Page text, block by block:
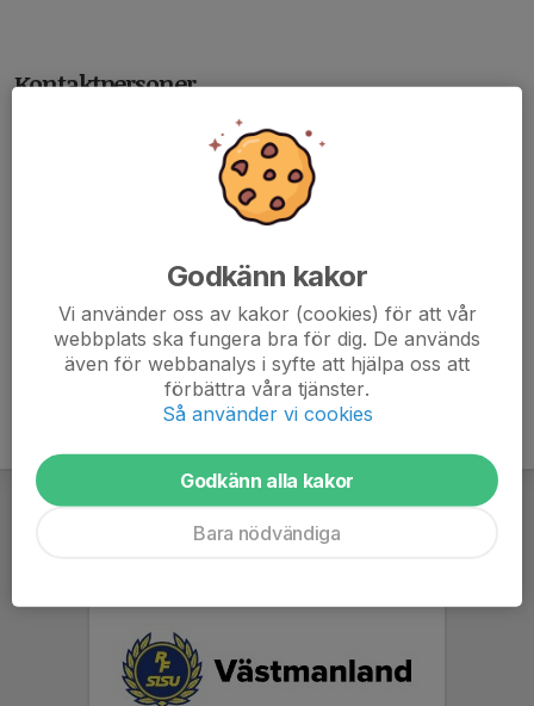
Kontaktpersoner
Sara Jenderklint
sara.jenderklint@roedeers.se
073-252 52 63
robert.andersson@roedeers.se
Godkänn kakor
Vi använder oss av kakor (cookies) för att vår
webbplats ska fungera bra för dig. De används
även för webbanalys i syfte att hjälpa oss att
förbättra våra tjänster.
Så använder vi cookies
Godkänn alla kakor
Bara nödvändiga